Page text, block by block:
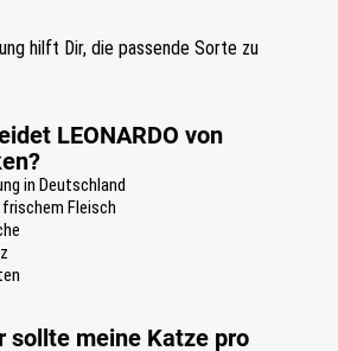
hilft Dir, die passende Sorte zu
LEONARDO von
in Deutschland
Fleisch
sollte meine Katze pro